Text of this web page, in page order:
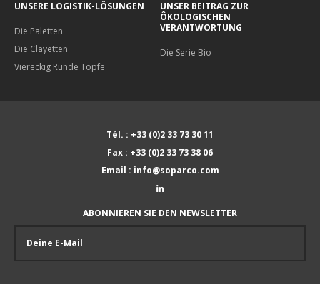
UNSERE LOGISTIK-LÖSUNGEN
Die Paletten
Die Clayetten
Viereckig Runde Töpfe
UNSER BEITRAG ZUR
ÔKOLOGISCHEN
VERANTWORTUNG
Die Serie Bio
Tél. : +33 (0)2 33 73 30 11
Fax : +33 (0)2 33 73 38 06
Email : info@soparco.com
ABONNIEREN SIE DEN NEWSLETTER